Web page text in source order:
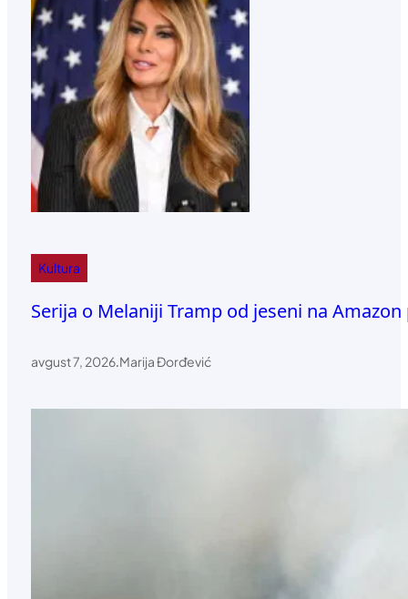
Kultura
Serija o Melaniji Tramp od jeseni na
avgust 7, 2026.Marija Đorđević